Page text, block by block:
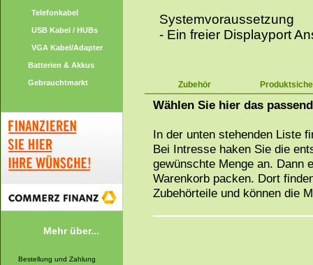
Telefonkabel
USB Kabel / HUBs
VGA Kabel/Adapter
Batterien & Akkus
Gebrauchtmarkt
Mehr über...
Bestellung und Zahlung
Systemvoraussetzung
- Ein freier Displayport
Zubehör
Wählen Sie hier das
In der unten stehenden Liste
Bei Intresse haken Sie die
gewünschte Menge an. Dann
Warenkorb packen. Dort
Zubehörteile und können die